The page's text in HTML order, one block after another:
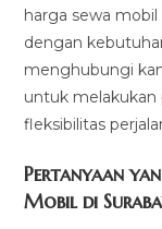
harga sewa
dengan
menghubungi
untuk melakukan
fleksibilitas
Pertanyaan
Mobil di